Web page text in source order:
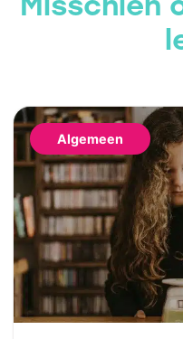
Algemeen